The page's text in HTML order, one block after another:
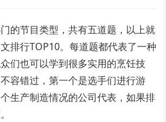
的节目类型，共有五道题，以上就
排行TOP10。每道题都代表了一种
们也可以学到很多实用的烹饪技
容错过，第一个是选手们进行游
生产制造情况的公司代表，如果排